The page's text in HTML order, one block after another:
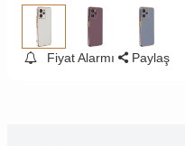
Fiyat Alarmı Paylaş